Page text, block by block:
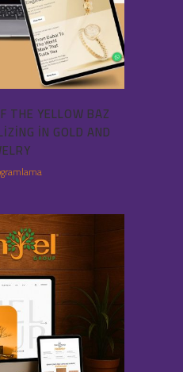
THE YELLOW BAZ
IN GOLD AND